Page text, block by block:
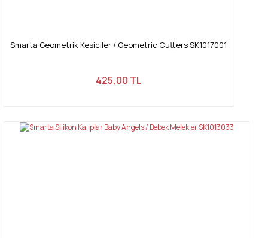
Smarta Geometrik Kesiciler / Geometric Cutters SK1017001
425,00 TL